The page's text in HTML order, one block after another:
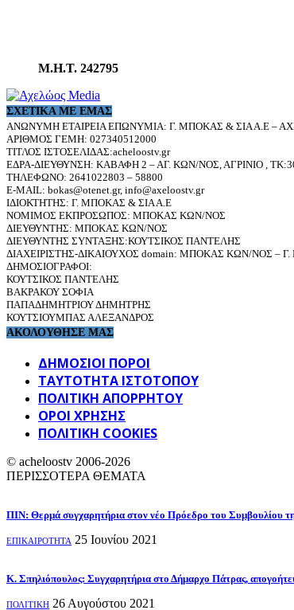
Μ.Η.Τ. 242795
ΣΧΕΤΙΚΆ ΜΕ ΕΜΆΣ
ΑΝΩΝΥΜΗ ΕΤΑΙΡΕΙΑ ΕΠΩΝΥΜΙΑ: Γ. ΜΠΟΚΑΣ & ΣΙΑ Α.Ε –
ΑΡΙΘΜΟΣ ΓΕΜΗ: 027340512000
ΤΙΤΛΟΣ ΙΣΤΟΣΕΛΙΔΑΣ:acheloostv.gr
ΕΔΡΑ-ΔΙΕΥΘΥΝΣΗ: ΚΑΒΑΦΗ 2 – ΑΓ. ΚΩΝ/ΝΟΣ, ΑΓΡΙΝΙΟ ,
ΤΗΛΕΦΩΝΟ: 2641022803 – 58800
E-MAIL: bokas@otenet.gr, info@axeloostv.gr
ΙΔΙΟΚΤΗΤΗΣ: Γ. ΜΠΟΚΑΣ & ΣΙΑ Α.Ε
ΝΟΜΙΜΟΣ ΕΚΠΡΟΣΩΠΟΣ: ΜΠΟΚΑΣ ΚΩΝ/ΝΟΣ
ΔΙΕΥΘΥΝΤΗΣ: ΜΠΟΚΑΣ ΚΩΝ/ΝΟΣ
ΔΙΕΥΘΥΝΤΗΣ ΣΥΝΤΑΞΗΣ:ΚΟΥΤΣΙΚΟΣ ΠΑΝΤΕΛΗΣ
ΔΙΑΧΕΙΡΙΣΤΗΣ-ΔΙΚΑΙΟΥΧΟΣ domain: ΜΠΟΚΑΣ ΚΩΝ/ΝΟΣ –
ΔΗΜΟΣΙΟΓΡΑΦΟΙ:
ΚΟΥΤΣΙΚΟΣ ΠΑΝΤΕΛΗΣ
ΒΑΚΡΑΚΟΥ ΣΟΦΙΑ
ΠΑΠΑΔΗΜΗΤΡΙΟΥ ΔΗΜΗΤΡΗΣ
ΚΟΥΤΣΙΟΥΜΠΑΣ ΑΛΕΞΑΝΔΡΟΣ
ΑΚΟΛΟΥΘΗΣΕ ΜΑΣ
ΔΗΜΟΣΙΟΙ ΠΟΡΟΙ
ΤΑΥΤΌΤΗΤΑ ΙΣΤΌΤΟΠΟΥ
ΠΟΛΙΤΙΚΉ ΑΠΟΡΡΉΤΟΥ
ΌΡΟΙ ΧΡΉΣΗΣ
ΠΟΛΙΤΙΚΗ COOKIES
© acheloostv 2006-2026
ΠΕΡΙΣΣΟΤΕΡΑ ΘΕΜΑΤΑ
ΠΙΝ: Θερμά συγχαρητήρια στον νέο Πρόεδρο του Συμβουλίου
ΕΠΙΚΑΙΡΟΤΗΤΑ 25 Ιουνίου 2021
Κ. Σπηλιόπουλος: Συγχαρητήρια στο Δήμαρχο Πάτρας,
ΠΟΛΙΤΙΚΗ 26 Αυγούστου 2021